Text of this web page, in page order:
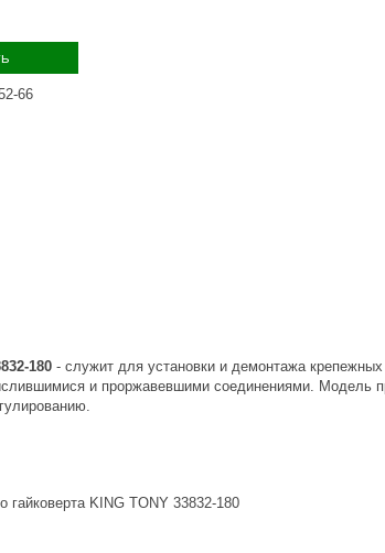
66
180 - служит для установки и демонтажа
и проржавевшими соединениями. Модель
гайковерта KING TONY 33832-180